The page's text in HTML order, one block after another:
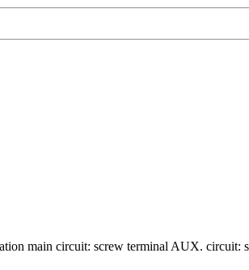
main circuit: screw terminal AUX. circuit: